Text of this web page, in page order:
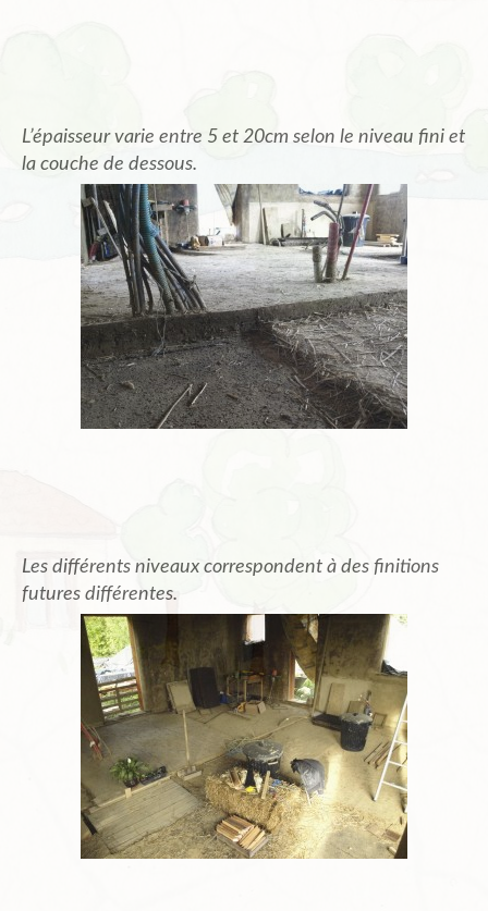
L’épaisseur varie entre 5 et 20cm selon le niveau fini et
la couche de dessous.
Les différents niveaux correspondent à des finitions
futures différentes.